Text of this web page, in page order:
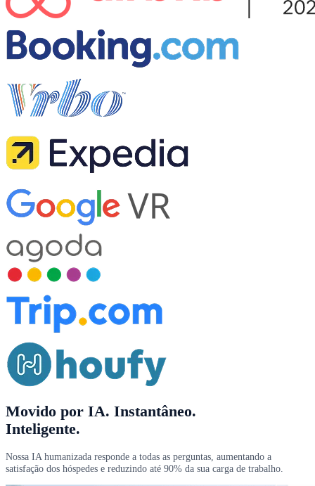
Movido por IA. Instantâneo.
Inteligente.
Nossa IA humanizada responde a todas as perguntas, aumentando a
satisfação dos hóspedes e reduzindo até 90% da sua carga de trabalho.